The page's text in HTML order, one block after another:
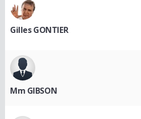
Gilles GONTIER
Mm GIBSON